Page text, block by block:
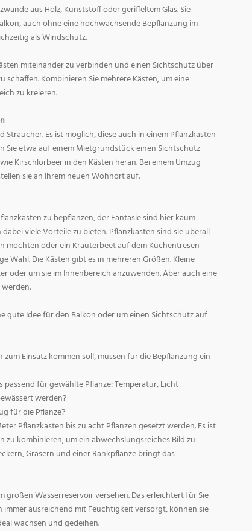
aus Holz, Kunststoff oder geriffeltem Glas. Sie
auch ohne eine hochwachsende Bepflanzung im
als Windschutz.
miteinander zu verbinden und einen Sichtschutz über
schaffen. Kombinieren Sie mehrere Kästen, um eine
zu kreieren.
Es ist möglich, diese auch in einem Pflanzkasten
Sie etwa auf einem Mietgrundstück einen Sichtschutz
Kirschlorbeer in den Kästen heran. Bei einem Umzug
sie an Ihrem neuen Wohnort auf.
zu bepflanzen, der Fantasie sind hier kaum
viele Vorteile zu bieten. Pflanzkästen sind sie überall
möchten oder ein Kräuterbeet auf dem Küchentresen
Wahl. Die Kästen gibt es in mehreren Größen. Kleine
oder um sie im Innenbereich anzuwenden. Aber auch eine
gute Idee für den Balkon oder um einen Sichtschutz auf
Einsatz kommen soll, müssen für die Bepflanzung ein
passend für gewählte Pflanze: Temperatur, Licht
werden?
für die Pflanze?
Pflanzkasten bis zu acht Pflanzen gesetzt werden. Es ist
zu kombinieren, um ein abwechslungsreiches Bild zu
Gräsern und einer Rankpflanze bringt das
großen Wasserreservoir versehen. Das erleichtert für Sie
immer ausreichend mit Feuchtigkeit versorgt, können sie
wachsen und gedeihen.